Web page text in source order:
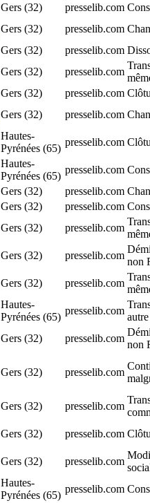
Gers (32) presselib.com
Gers (32) presselib.com
Gers (32) presselib.com
Gers (32) presselib.com
Gers (32) presselib.com
Gers (32) presselib.com
Hautes-
Pyrénées (65)
presselib.com
Hautes-
Pyrénées (65)
presselib.com
Gers (32) presselib.com
Gers (32) presselib.com
Gers (32) presselib.com
Gers (32) presselib.com
non
Gers (32) presselib.com
Hautes-
Pyrénées (65)
presselib.com
Gers (32) presselib.com
non
Gers (32) presselib.com
Gers (32) presselib.com
Gers (32) presselib.com
Gers (32) presselib.com
Hautes-
Pyrénées (65)
presselib.com